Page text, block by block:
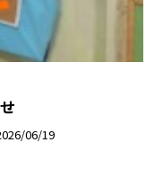
06/19